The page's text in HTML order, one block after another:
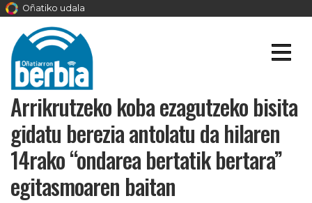
Oñatiko udala
Arrikrutzeko koba ezagutzeko bisita
gidatu berezia antolatu da hilaren
14rako “ondarea bertatik bertara”
egitasmoaren baitan